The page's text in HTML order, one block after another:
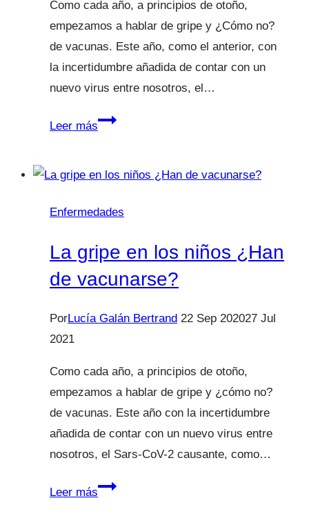
Como cada año, a principios de otoño,
empezamos a hablar de gripe y ¿Cómo no?
de vacunas. Este año, como el anterior, con
la incertidumbre añadida de contar con un
nuevo virus entre nosotros, el…
Leer másLa
los
de
vacunarse?
Enfermedades
La gripe en los niños ¿Han
de vacunarse?
PorLucía Galán Bertrand 22 Sep 202027 Jul
2021
Como cada año, a principios de otoño,
empezamos a hablar de gripe y ¿cómo no?
de vacunas. Este año con la incertidumbre
añadida de contar con un nuevo virus entre
nosotros, el Sars-CoV-2 causante, como…
Leer másLa